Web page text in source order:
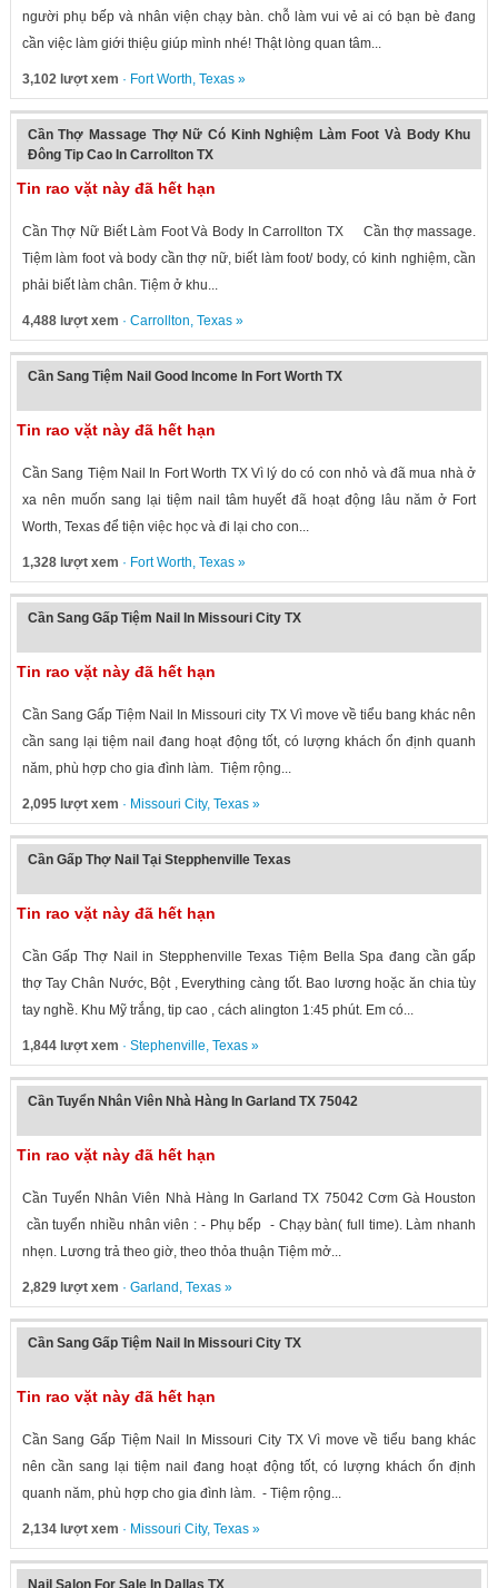
người phụ bếp và nhân viện chạy bàn. chỗ làm vui vẻ ai có bạn bè đang
cần việc làm giới thiệu giúp mình nhé! Thật lòng quan tâm...
3,102 lượt xem · Fort Worth, Texas»
Cần Thợ Massage Thợ Nữ Có Kinh Nghiệm Làm Foot Và Body Khu
Đông Tip Cao In Carrollton TX
Tin rao vặt này đã hết hạn
Cần Thợ Nữ Biết Làm Foot Và Body In Carrollton TX Cần thợ massage.
Tiệm làm foot và body cần thợ nữ, biết làm foot/ body, có kinh nghiệm, cần
phải biết làm chân. Tiệm ở khu...
4,488 lượt xem · Carrollton, Texas»
Cần Sang Tiệm Nail Good Income In Fort Worth TX
Tin rao vặt này đã hết hạn
Cần Sang Tiệm Nail In Fort Worth TX Vì lý do có con nhỏ và đã mua nhà ở
xa nên muốn sang lại tiệm nail tâm huyết đã hoạt động lâu năm ở Fort
Worth, Texas để tiện việc học và đi lại cho con...
1,328 lượt xem · Fort Worth, Texas»
Cần Sang Gấp Tiệm Nail In Missouri City TX
Tin rao vặt này đã hết hạn
Cần Sang Gấp Tiệm Nail In Missouri city TX Vì move về tiểu bang khác nên
cần sang lại tiệm nail đang hoạt động tốt, có lượng khách ổn định quanh
năm, phù hợp cho gia đình làm. Tiệm rộng...
2,095 lượt xem · Missouri City, Texas»
Cần Gấp Thợ Nail Tại Stepphenville Texas
Tin rao vặt này đã hết hạn
Cần Gấp Thợ Nail in Stepphenville Texas Tiệm Bella Spa đang cần gấp
thợ Tay Chân Nước, Bột , Everything càng tốt. Bao lương hoặc ăn chia tùy
tay nghề. Khu Mỹ trắng, tip cao , cách alington 1:45 phút. Em có...
1,844 lượt xem · Stephenville, Texas»
Cần Tuyển Nhân Viên Nhà Hàng In Garland TX 75042
Tin rao vặt này đã hết hạn
Cần Tuyển Nhân Viên Nhà Hàng In Garland TX 75042 Cơm Gà Houston
cần tuyển nhiều nhân viên : - Phụ bếp - Chạy bàn( full time). Làm nhanh
nhẹn. Lương trả theo giờ, theo thỏa thuận Tiệm mở...
2,829 lượt xem · Garland , Texas»
Cần Sang Gấp Tiệm Nail In Missouri City TX
Tin rao vặt này đã hết hạn
Cần Sang Gấp Tiệm Nail In Missouri City TX Vì move về tiểu bang khác
nên cần sang lại tiệm nail đang hoạt động tốt, có lượng khách ổn định
quanh năm, phù hợp cho gia đình làm. - Tiệm rộng...
2,134 lượt xem · Missouri City, Texas»
Nail Salon For Sale In Dallas TX